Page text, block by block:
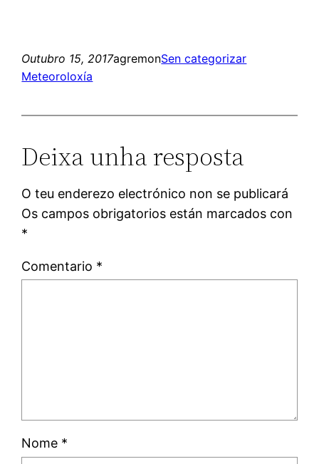
Outubro 15, 2017agremonSen categorizar
Meteoroloxía
Deixa unha resposta
O teu enderezo electrónico non se publicará
Os campos obrigatorios están marcados con
*
Comentario *
Nome *